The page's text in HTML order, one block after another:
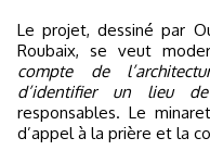
Le projet, dessiné par
Roubaix, se veut
compte de
d’identifier un lieu
responsables. Le
d’appel à la prière et la